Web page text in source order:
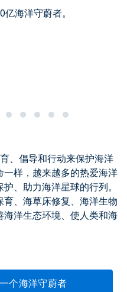
海洋守蔚者。
、倡导和行动来保护海洋
样，越来越多的热爱海洋
、助力海洋星球的行列。
、海草床修复、海洋生物
洋生态环境、使人类和海
个海洋守蔚者